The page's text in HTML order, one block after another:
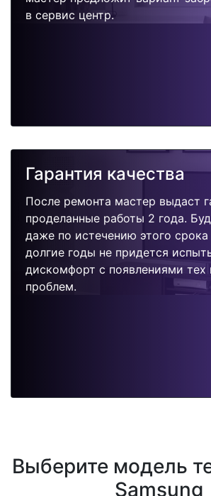
в сервис центр.
Гарантия качества
После ремонта мастер выдаст
проделанные работы 2 года.
даже по истечению этого
долгие годы не придется
дискомфорт с появлениями тех
проблем.
Выберите модель
Samsung